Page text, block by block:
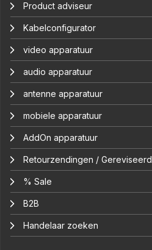
Product adviseur
Kabelconfigurator
video apparatuur
audio apparatuur
antenne apparatuur
mobiele apparatuur
AddOn apparatuur
Retourzendingen / Gereviseerd
% Sale
B2B
Handelaar zoeken